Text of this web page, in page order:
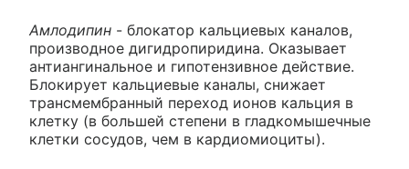
Амлодипин - блокатор кальциевых каналов,
производное дигидропиридина. Оказывает
антиангинальное и гипотензивное действие.
Блокирует кальциевые каналы, снижает
трансмембранный переход ионов кальция в
клетку (в большей степени в гладкомышечные
клетки сосудов, чем в кардиомиоциты).